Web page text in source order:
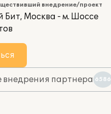
внедрение/проект
Бит, Москва - м. Шоссе
внедрения партнера 6586